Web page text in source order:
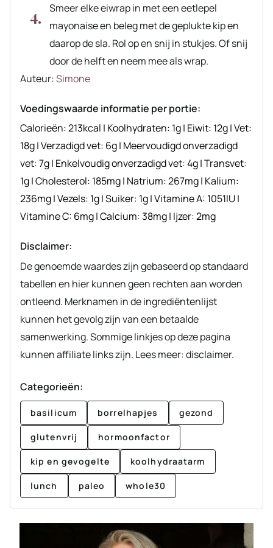
Smeer elke eiwrap in met een eetlepel
mayonaise en beleg met de geplukte kip en
daarop de sla. Rol op en snij in stukjes. Of snij
door de helft en neem mee als wrap.
Auteur
Auteur:Simone
Voedingswaarde informatie per portie:
Calorieën:213kcal | Koolhydraten: 1g| Eiwit: 12g|Vet:
18g|Verzadigd vet: 6g| Meervoudigd onverzadigd
vet:7g| Enkelvoudig onverzadigd vet:4g|Transvet:
1g|Cholesterol: 185mg| Natrium:267mg| Kalium:
236mg|Vezels: 1g|Suiker: 1g|Vitamine A: 1051IU|
Vitamine C: 6mg|Calcium:38mg| Ijzer:2mg
Disclaimer:
De genoemde waardes zijn gebaseerd op standaard
tabellen en hier kunnen geen rechten aan worden
ontleend. Merknamen in de ingrediëntenlijst
kunnen het gevolg zijn van een betaalde
samenwerking. Sommige linkjes op deze pagina
kunnen affiliate links zijn. Lees meer: disclaimer.
Categorieën:
basilicum borrelhapjes gezond
glutenvrij hormoonfactor
kip en gevogelte koolhydraatarm
lunch paleo whole30